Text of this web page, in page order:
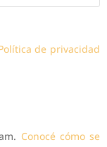
de privacidad
Conocé cómo se